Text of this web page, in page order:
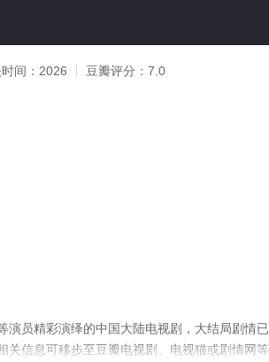
时间： 2026 豆瓣评分： 7.0
员精彩演绎的中国大陆电视剧，大结局剧情已
信息可移步至豆瓣电视剧、电视猫或剧情网等